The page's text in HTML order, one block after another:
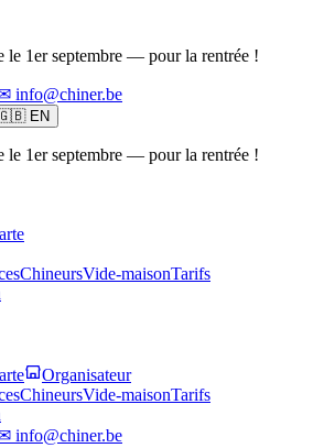
le 1er septembre — pour la rentrée !
info@chiner.be
EN
le 1er septembre — pour la rentrée !
ChineursVide-maisonTarifs
Organisateur
ChineursVide-maisonTarifs
info@chiner.be